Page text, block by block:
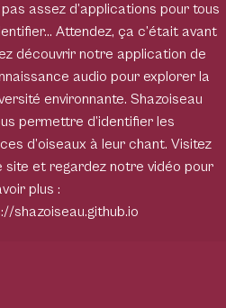
assez d’applications pour tous
Attendez, ça c’était avant
découvrir notre application de
audio pour explorer la
environnante. Shazoiseau
permettre d’identifier les
d’oiseaux à leur chant. Visitez
site et regardez notre vidéo pour
plus :
shazoiseau.github.io